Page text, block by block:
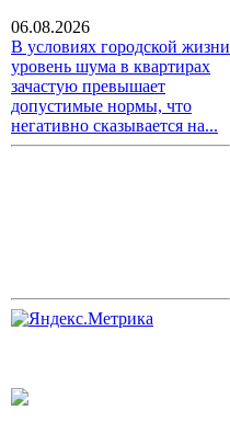
06.08.2026
В условиях городской жизни
уровень шума в квартирах
зачастую превышает
допустимые нормы, что
негативно сказывается на...